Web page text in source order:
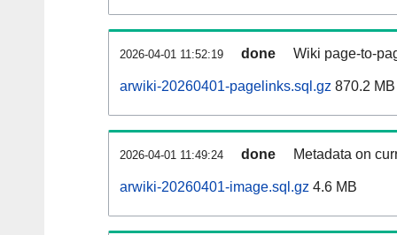
2026-04-01 11:52:19 done Wiki page-to-
arwiki-20260401-pagelinks.sql.gz 870.2 MB
2026-04-01 11:49:24 done Metadata on
arwiki-20260401-image.sql.gz 4.6 MB